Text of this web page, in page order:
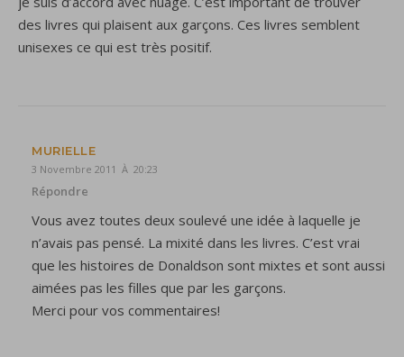
des livres qui plaisent aux garçons. Ces livres semblent
unisexes ce qui est très positif.
MURIELLE
3 Novembre 2011 À 20:23
Répondre
Vous avez toutes deux soulevé une idée à laquelle je
n’avais pas pensé. La mixité dans les livres. C’est vrai
que les histoires de Donaldson sont mixtes et sont aussi
aimées pas les filles que par les garçons.
Merci pour vos commentaires!